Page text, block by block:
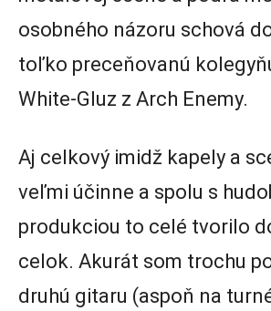
osobného názoru schová
toľko preceňovanú
White-Gluz z Arch Enemy.
Aj celkový imidž kapely a
veľmi účinne a spolu s
produkciou to celé tvorilo
celok. Akurát som trochu
druhú gitaru (aspoň na